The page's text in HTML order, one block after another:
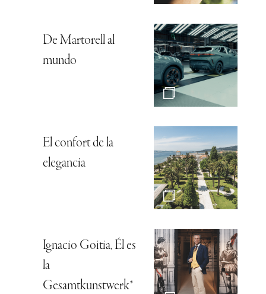
De Martorell al
mundo
El confort de la
elegancia
Ignacio Goitia, Él es
la
Gesamtkunstwerk*